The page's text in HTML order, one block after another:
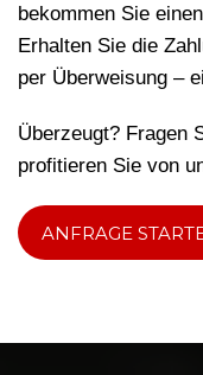
bekommen Sie
Erhalten Sie die
per Überweisung –
Überzeugt? Fragen
profitieren Sie von
ANFRAGE